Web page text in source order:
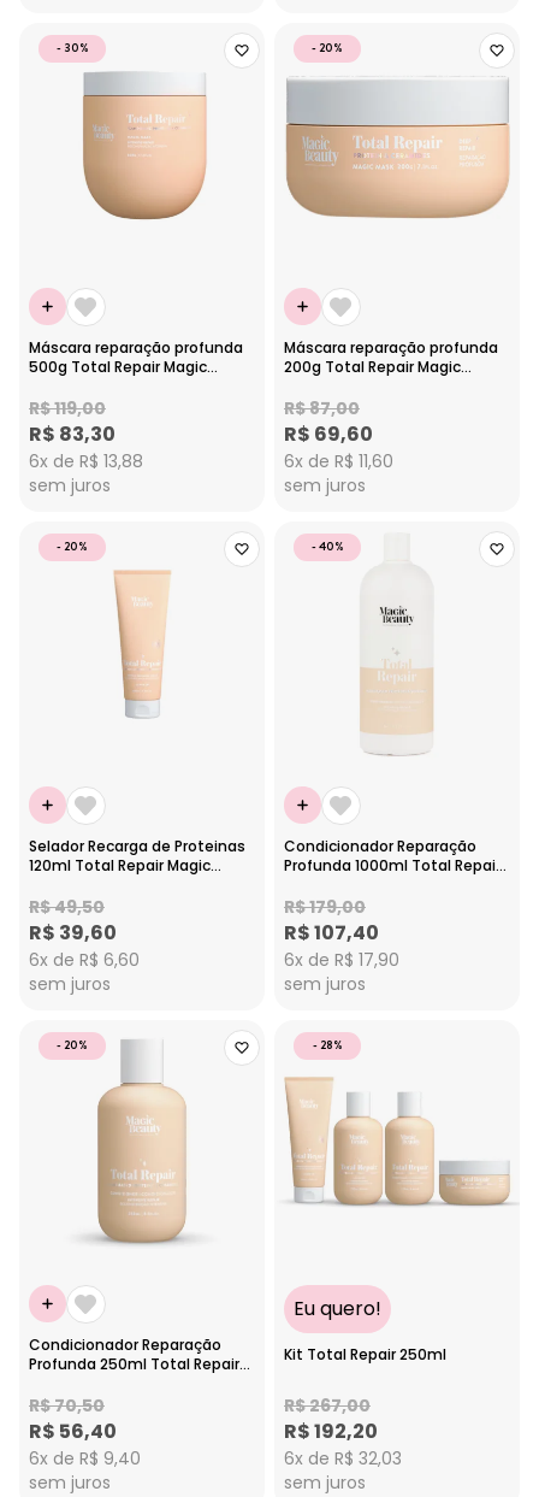
Máscara reparação profunda
500g Total Repair Magic
R$ 119,00
R$ 83,30
6x de R$ 13,88
sem juros
- 30%
Máscara reparação profunda
200g Total Repair Magic
R$ 87,00
R$ 69,60
6x de R$ 11,60
sem juros
- 20%
Selador Recarga de Proteinas
120ml Total Repair Magic
R$ 49,50
R$ 39,60
6x de R$ 6,60
sem juros
- 20%
Condicionador Reparação
Profunda 1000ml Total Repair
R$ 179,00
R$ 107,40
6x de R$ 17,90
sem juros
- 40%
Condicionador Reparação
Profunda 250ml Total Repair
R$ 70,50
R$ 56,40
6x de R$ 9,40
sem juros
- 20%
Eu quero!
Kit Total Repair 250ml
R$ 267,00
R$ 192,20
6x de R$ 32,03
sem juros
- 28%